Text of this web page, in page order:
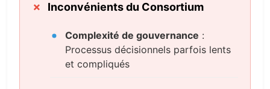
Inconvénients du Consortium
Complexité de gouvernance :
Processus décisionnels parfois lents
et compliqués